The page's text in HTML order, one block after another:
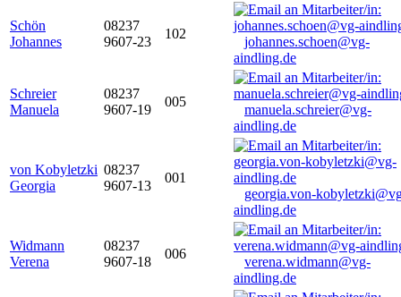
Schön
Johannes
08237
9607-23
102
johannes.schoen@vg-
aindling.de
Schreier
Manuela
08237
9607-19
005
manuela.schreier@vg-
aindling.de
von Kobyletzki
Georgia
08237
9607-13
001
georgia.von-
aindling.de
Widmann
Verena
08237
9607-18
006
verena.widmann@vg-
aindling.de